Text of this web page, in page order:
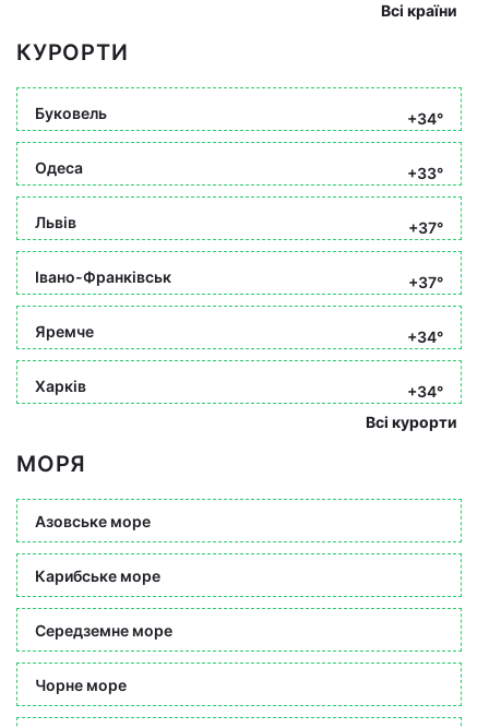
Всі країни
КУРОРТИ
Буковель +34°
Одеса +33°
Львів +37°
Івано-Франківськ +37°
Яремче +34°
Харків
+34°
Всі курорти
МОРЯ
Азовське море
Карибське море
Середземне море
Чорне море